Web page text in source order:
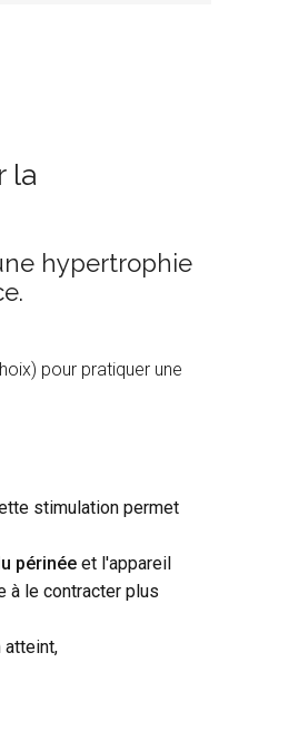
la
hypertrophie
pour pratiquer une
stimulation permet
périnéeet l'appareil
à le contracter plus
atteint,